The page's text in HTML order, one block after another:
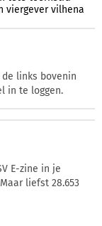
viergever vilhena
links bovenin
in te loggen.
E-zine in je
liefst 28.653